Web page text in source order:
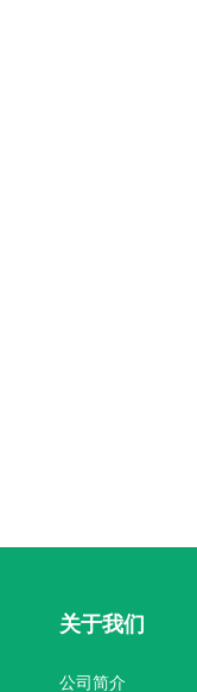
关于我们
公司简介